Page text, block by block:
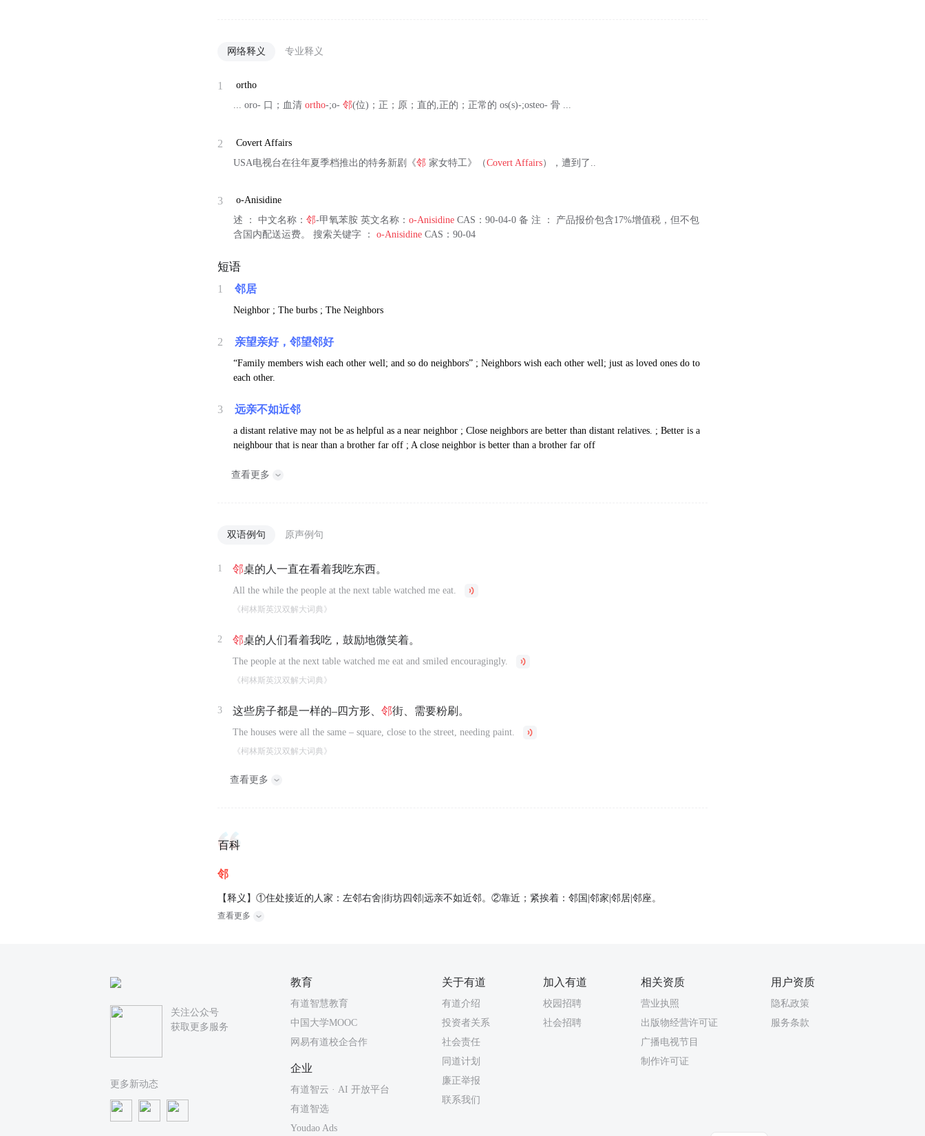
网络释义 专业释义
1
ortho
... oro- 口；血清ortho-;o-邻(位)；正；原；直的,正的；正常的 os(s)-;osteo- 骨 ...
2
Covert Affairs
USA电视台在往年夏季档推出的特务新剧《邻 家女特工》（Covert Affairs），遭到了..
3
o-Anisidine
述 ： 中文名称：邻-甲氧苯胺 英文名称：o-Anisidine CAS：90-04-0 备 注 ： 产品报价包含17%增值税，但不包
含国内配送运费。 搜索关键字 ：o-Anisidine CAS：90-04
短语
1 邻居
Neighbor ; The burbs ; The Neighbors
2 亲望亲好，邻望邻好
“Family members wish each other well; and so do neighbors” ; Neighbors wish each other well; just as loved ones do to
each other.
3 远亲不如近邻
a distant relative may not be as helpful as a near neighbor ; Close neighbors are better than distant relatives. ; Better is a
neighbour that is near than a brother far off ; A close neighbor is better than a brother far off
查看更多
双语例句 原声例句
1 邻桌的人一直在看着我吃东西。
All the while the people at the next table watched me eat.
《柯林斯英汉双解大词典》
2 邻桌的人们看着我吃，鼓励地微笑着。
The people at the next table watched me eat and smiled encouragingly.
《柯林斯英汉双解大词典》
3 这些房子都是一样的–四方形、邻街、需要粉刷。
The houses were all the same – square, close to the street, needing paint.
《柯林斯英汉双解大词典》
查看更多
百科
邻
【释义】①住处接近的人家：左邻右舍|街坊四邻|远亲不如近邻。②靠近；紧挨着：邻国|邻家|邻居|邻座。
查看更多
关注公众号
获取更多服务
更多新动态
教育
有道智慧教育
中国大学MOOC
网易有道校企合作
关于有道
有道介绍
投资者关系
社会责任
同道计划
廉正举报
联系我们
加入有道
校园招聘
社会招聘
相关资质
营业执照
出版物经营许可证
广播电视节目
制作许可证
用户资质
隐私政策
服务条款
企业
有道智云 · AI 开放平台
有道智选
Youdao Ads